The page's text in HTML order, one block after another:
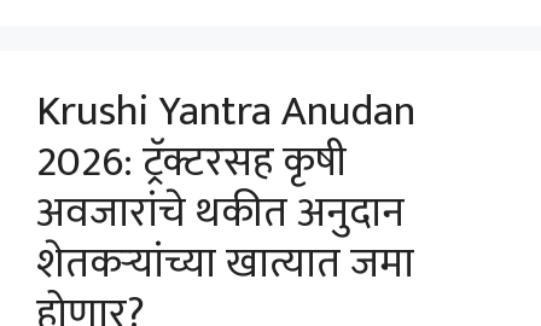
Krushi Yantra Anudan
2026: ट्रॅक्टरसह कृषी
अवजारांचे थकीत अनुदान
शेतकऱ्यांच्या खात्यात जमा